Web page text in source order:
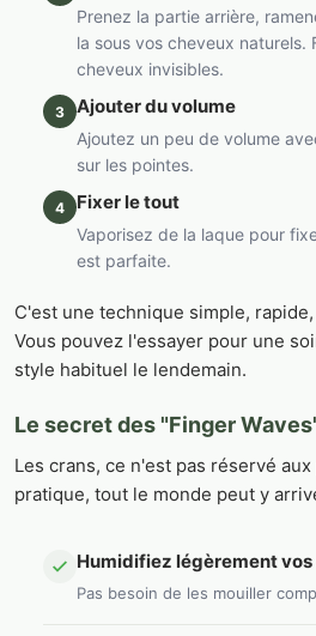
Prenez la partie arrière,
la sous vos cheveux naturels.
cheveux invisibles.
3 Ajouter du volume
Ajoutez un peu de volume
sur les pointes.
4 Fixer le tout
Vaporisez de la laque pour
est parfaite.
C'est une technique simple,
Vous pouvez l'essayer pour une
style habituel le lendemain.
Le secret des "Finger
Les crans, ce n'est pas réservé
pratique, tout le monde peut y
Humidifiez légèrement
Pas besoin de les mouiller